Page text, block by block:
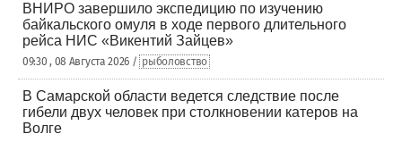
ВНИРО завершило экспедицию по изучению
байкальского омуля в ходе первого длительного
рейса НИС «Викентий Зайцев»
09:30 , 08 Августа 2026 / рыболовство
В Самарской области ведется следствие после
гибели двух человек при столкновении катеров на
Волге